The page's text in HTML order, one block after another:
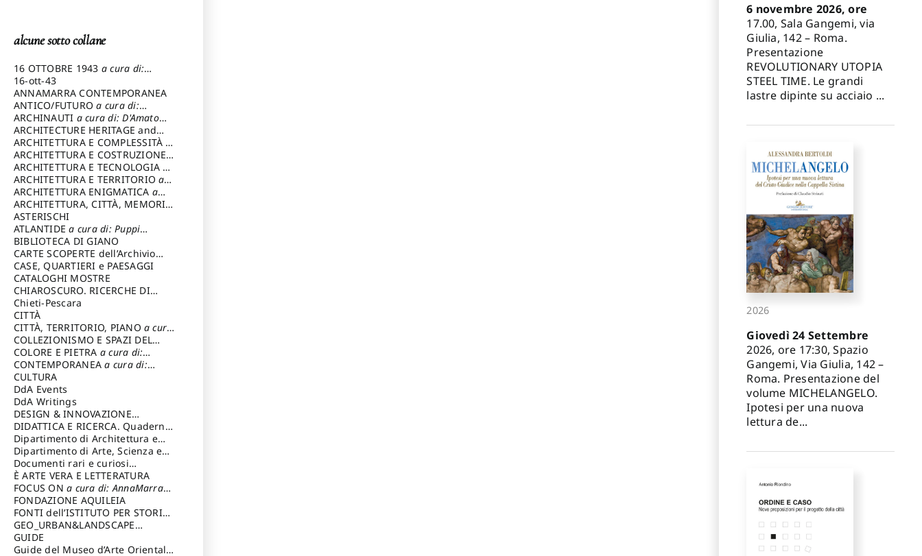
alcune sotto collane
16 OTTOBRE 1943 a cura di:
Pezzetti Marcello
16-ott-43
ANNAMARRA CONTEMPORANEA
ANTICO/FUTUROa cura di:
Varagnoli Claudio
ARCHINAUTI a cura di: D'Amato
Claudio
ARCHITECTURE HERITAGE and
DESIGN
ARCHITETTURA E COMPLESSITÀ a
cura di: Piva Antonio
ARCHITETTURA E COSTRUZIONEa
cura di: Poretti Sergio
ARCHITETTURA E TECNOLOGIA a
cura di: Carrara Gianfranco
ARCHITETTURA E TERRITORIOa
cura di: Pietrogrande Enrico
ARCHITETTURA ENIGMATICA a
cura di: Lenci Ruggero
ARCHITETTURA, CITTÀ, MEMORIA
a cura di: Valeriani Enrico
ASTERISCHI
ATLANTIDEa cura di: Puppi
Lionello
BIBLIOTECA DI GIANO
CARTE SCOPERTE dell’Archivio
Storico Capitolino
CASE, QUARTIERI e PAESAGGI
CATALOGHI MOSTRE
CHIAROSCURO. RICERCHE DI
STORIA E STORIA DELL'ARTE
cura di: Di Carpegna Falconieri
Tommaso
Chieti-Pescara
CITTÀ
CITTÀ, TERRITORIO, PIANO a cura
di: Imbesi Giuseppe
COLLEZIONISMO E SPAZI DEL
COLLEZIONISMO a cura di:
Magnani Lauro
COLORE E PIETRA a cura di:
Selvaggi Giuseppe
CONTEMPORANEAa cura di:
Gubinelli Luna
CULTURA
DdA Events
DdA Writings
DESIGN & INNOVAZIONE
TECNOLOGICAa cura di: Vallicelli
Andrea
DIDATTICA E RICERCA. Quaderni
della Scuola
Dipartimento di Architettura e
Analisi della Città Mediterranea
Dipartimento di Arte, Scienza e
Tecnica del Costuire
Documenti rari e curiosi
dall'Archivio Segreto
È ARTE VERA E LETTERATURA
FOCUS ONa cura di: AnnaMarra
Contemporanea
FONDAZIONE AQUILEIA
FONTI dell’ISTITUTO PER STORIA
DEL RISORGIMENTO
GEO_URBAN&LANDSCAPE
PLANNING (GULP)
Trusiani Elio
GUIDE
Guide del Museo d’Arte Orientale
6 novembre 2026, ore
17.00, Sala Gangemi, via
Giulia, 142 – Roma.
Presentazione
REVOLUTIONARY UTOPIA
STEEL TIME. Le grandi
lastre dipinte su acciaio ...
2026
Giovedì 24 Settembre
2026, ore 17:30, Spazio
Gangemi, Via Giulia, 142 –
Roma. Presentazione del
volume MICHELANGELO.
Ipotesi per una nuova
lettura de...